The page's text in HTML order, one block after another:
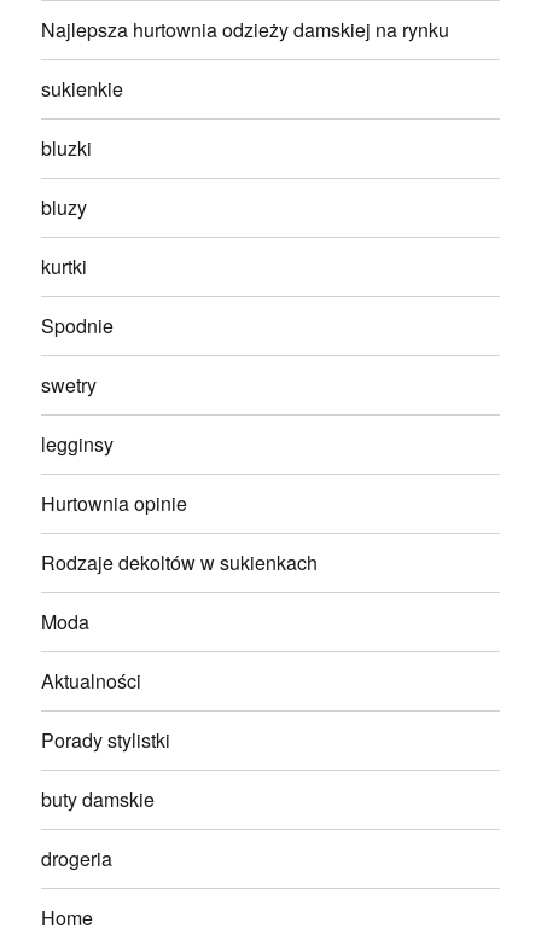
Najlepsza hurtownia odzieży damskiej na rynku
sukienkie
bluzki
bluzy
kurtki
Spodnie
swetry
legginsy
Hurtownia opinie
Rodzaje dekoltów w sukienkach
Moda
Aktualności
Porady stylistki
buty damskie
drogeria
Home